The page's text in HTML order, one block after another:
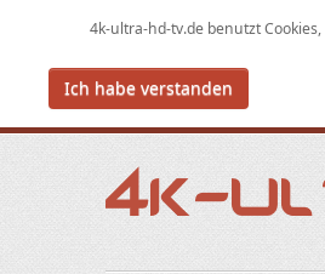
4k-ultra-hd-tv.de benutzt Cookies,
Ich habe verstanden